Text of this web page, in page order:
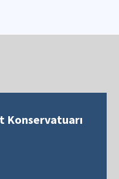
Konservatuarı